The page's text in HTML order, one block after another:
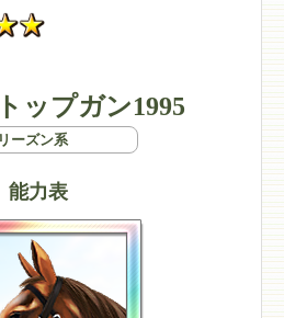
ップガン1995
ーズン系
能力表